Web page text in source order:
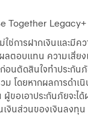
Together
ช่การฝากเงินและมี
ตอบแทน ความเสี่ยง
นตัดสินใจทำประกัน
โดยหากผลการดำ
ขอเอาประกันภัยจะ
งินส่วนของเงินลงทุน